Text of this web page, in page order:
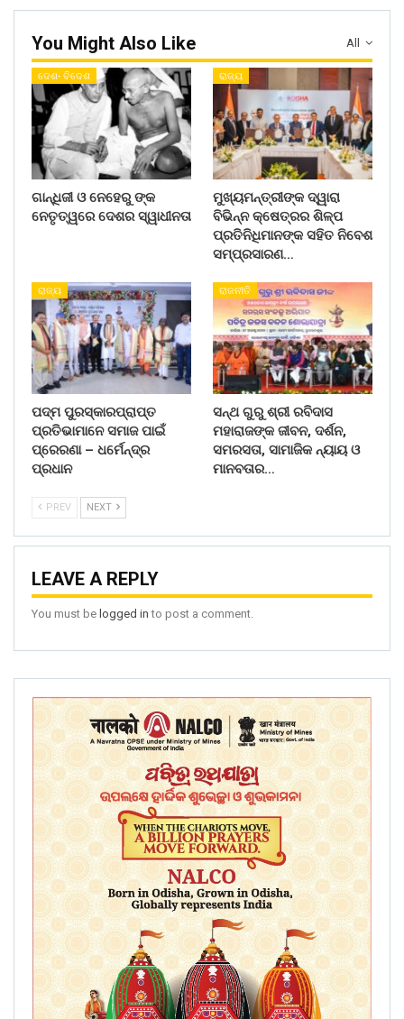
All
You Might Also Like
ଦେଶ- ବିଦେଶ
ଗାନ୍ଧିଜୀ ଓ ନେହେରୁ ଙ୍କ
ନେତୃତ୍ୱରେ ଦେଶର ସ୍ୱାଧୀନତା
ରାଜ୍ୟ
ମୁଖ୍ୟମନ୍ତ୍ରୀଙ୍କ ଦ୍ୱାରା
ବିଭିନ୍ନ କ୍ଷେତ୍ରର ଶିଳ୍ପ
ପ୍ରତିନିଧିମାନଙ୍କ ସହିତ ନିବେଶ
ସମ୍ପ୍ରସାରଣ…
ରାଜ୍ୟ
ପଦ୍ମ ପୁରସ୍କାରପ୍ରାପ୍ତ
ପ୍ରତିଭାମାନେ ସମାଜ ପାଇଁ
ପ୍ରେରଣା – ଧର୍ମେନ୍ଦ୍ର
ପ୍ରଧାନ
ରାଜନୀତି
ସନ୍ଥ ଗୁରୁ ଶ୍ରୀ ରବିଦାସ
ମହାରାଜଙ୍କ ଜୀବନ, ଦର୍ଶନ,
ସମରସତା, ସାମାଜିକ ନ୍ୟାୟ ଓ
ମାନବତାର…
PREV NEXT
LEAVE A REPLY
You must be logged in to post a comment.